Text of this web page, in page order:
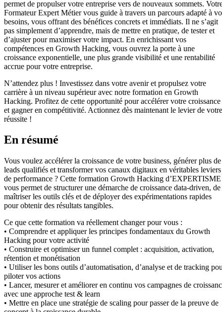
permet de propulser votre entreprise vers de nouveaux sommets.
Formateur Expert Métier vous guide à travers un parcours adapté à
besoins, vous offrant des bénéfices concrets et immédiats. Il ne s’agit
pas simplement d’apprendre, mais de mettre en pratique, de tester et
d’ajuster pour maximiser votre impact. En enrichissant vos
compétences en Growth Hacking, vous ouvrez la porte à une
croissance exponentielle, une plus grande visibilité et une rentabilité
accrue pour votre entreprise.
N’attendez plus ! Investissez dans votre avenir et propulsez votre
carrière à un niveau supérieur avec notre formation en Growth
Hacking. Profitez de cette opportunité pour accélérer votre croissance
et gagner en compétitivité. Actionnez dès maintenant le levier de votre
réussite !
En résumé
Vous voulez accélérer la croissance de votre business, générer plus de
leads qualifiés et transformer vos canaux digitaux en véritables leviers
de performance ? Cette formation Growth Hacking d’EXPERTISME
vous permet de structurer une démarche de croissance data-driven, de
maîtriser les outils clés et de déployer des expérimentations rapides
pour obtenir des résultats tangibles.
Ce que cette formation va réellement changer pour vous :
• Comprendre et appliquer les principes fondamentaux du Growth
Hacking pour votre activité
• Construire et optimiser un funnel complet : acquisition, activation,
rétention et monétisation
• Utiliser les bons outils d’automatisation, d’analyse et de tracking
piloter vos actions
• Lancer, mesurer et améliorer en continu vos campagnes de
avec une approche test & learn
• Mettre en place une stratégie de scaling pour passer de la preuve de